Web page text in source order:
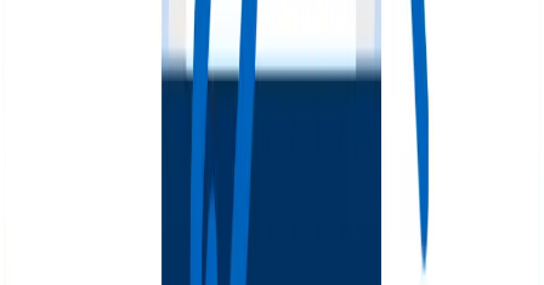
que agrupen todo lo que se quiere enlazar. Habrá
páginas A que se enlacen directamente a la pilar page,
para sustentar el tema. Pero también habrá páginas B,
que se enlazan a las A. Y así sucesivamente con las
Texto ancla correcto
Cuando ya hayas entendido qué va a estar enlazado con
qué, una buena estrategia es empezar a pensar en
cuáles serán los textos ancla que unirán las páginas. Se